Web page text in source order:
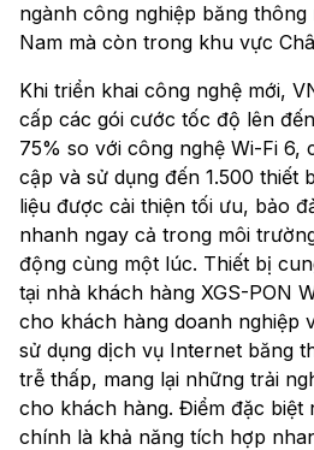
ngành công nghiệp băng
Nam mà còn trong khu vực
Khi triển khai công nghệ mới,
cấp các gói cước tốc độ lên
75% so với công nghệ Wi-Fi
cập và sử dụng đến 1.500 thiết
liệu được cải thiện tối ưu, bảo
nhanh ngay cả trong môi
động cùng một lúc. Thiết bị
tại nhà khách hàng XGS-PON
cho khách hàng doanh nghiệp
sử dụng dịch vụ Internet băng
trễ thấp, mang lại những trải
cho khách hàng. Điểm đặc biệt
chính là khả năng tích hợp